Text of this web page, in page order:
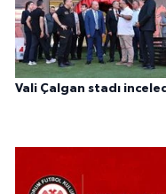
Vali Çalgan stadı